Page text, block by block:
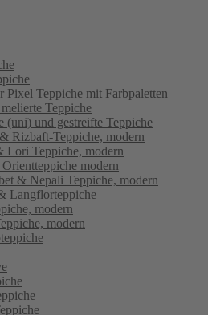
Pixel Teppiche mit Farbpaletten
Teppiche
(uni) und gestreifte Teppiche
Rizbaft-Teppiche, modern
Lori Teppiche, modern
modern
& Nepali Teppiche, modern
Langflorteppiche
modern
modern